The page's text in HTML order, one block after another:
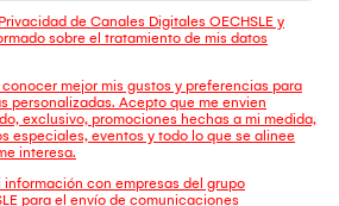
de Canales Digitales OECHSLE y
sobre el tratamiento de mis datos
conocer mejor mis gustos y preferencias para
personalizadas. Acepto que me envien
exclusivo, promociones hechas a mi medida,
especiales, eventos y todo lo que se alinee
interesa.
con empresas del grupo
para el envío de comunicaciones